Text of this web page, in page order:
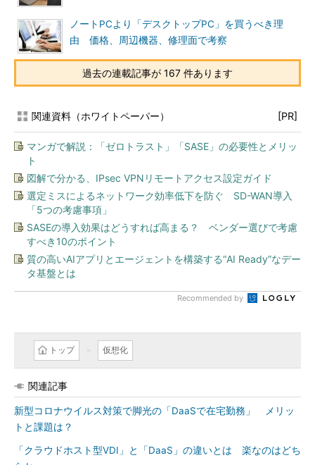
ノートPCより「デスクトップPC」を買うべき理
由 価格、周辺機器、修理面で考察
過去の連載記事が 167 件あります
関連資料（ホワイトペーパー） [PR]
マンガで解説：「ゼロトラスト」「SASE」の必要性とメリッ
ト
図解で分かる、IPsec VPNリモートアクセス設定ガイド
選定ミスによるネットワーク効率低下を防ぐ SD-WAN導入
「5つの考慮事項」
SASEの導入効果はどうすれば高まる？ ベンダー選びで考慮
すべき10のポイント
質の高いAIアプリとエージェントを構築する“AI Ready”なデー
タ基盤とは
Recommended by
トップ 仮想化
関連記事
新型コロナウイルス対策で脚光の「DaaSで在宅勤務」 メリッ
トと課題は？
「クラウドホスト型VDI」と「DaaS」の違いとは 楽なのはどち